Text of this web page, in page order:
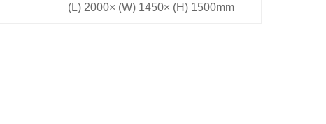
(L) 2000× (W) 1450× (H) 1500mm